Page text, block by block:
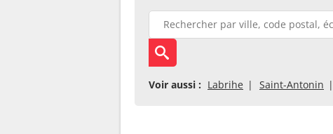
Voir aussi : Labrihe Saint-Antonin